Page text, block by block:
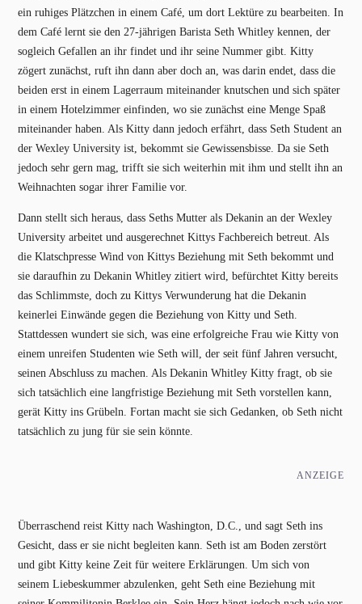
ein ruhiges Plätzchen in einem Café, um dort Lektüre zu bearbeiten. In
dem Café lernt sie den 27-jährigen Barista Seth Whitley kennen, der
sogleich Gefallen an ihr findet und ihr seine Nummer gibt. Kitty
zögert zunächst, ruft ihn dann aber doch an, was darin endet, dass die
beiden erst in einem Lagerraum miteinander knutschen und sich später
in einem Hotelzimmer einfinden, wo sie zunächst eine Menge Spaß
miteinander haben. Als Kitty dann jedoch erfährt, dass Seth Student an
der Wexley University ist, bekommt sie Gewissensbisse. Da sie Seth
jedoch sehr gern mag, trifft sie sich weiterhin mit ihm und stellt ihn an
Weihnachten sogar ihrer Familie vor.
Dann stellt sich heraus, dass Seths Mutter als Dekanin an der Wexley
University arbeitet und ausgerechnet Kittys Fachbereich betreut. Als
die Klatschpresse Wind von Kittys Beziehung mit Seth bekommt und
sie daraufhin zu Dekanin Whitley zitiert wird, befürchtet Kitty bereits
das Schlimmste, doch zu Kittys Verwunderung hat die Dekanin
keinerlei Einwände gegen die Beziehung von Kitty und Seth.
Stattdessen wundert sie sich, was eine erfolgreiche Frau wie Kitty von
einem unreifen Studenten wie Seth will, der seit fünf Jahren versucht,
seinen Abschluss zu machen. Als Dekanin Whitley Kitty fragt, ob sie
sich tatsächlich eine langfristige Beziehung mit Seth vorstellen kann,
gerät Kitty ins Grübeln. Fortan macht sie sich Gedanken, ob Seth nicht
tatsächlich zu jung für sie sein könnte.
ANZEIGE
Überraschend reist Kitty nach Washington, D.C., und sagt Seth ins
Gesicht, dass er sie nicht begleiten kann. Seth ist am Boden zerstört
und gibt Kitty keine Zeit für weitere Erklärungen. Um sich von
seinem Liebeskummer abzulenken, geht Seth eine Beziehung mit